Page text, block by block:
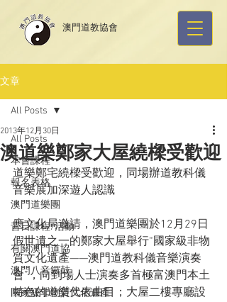
​澳門道教協會
文章
All Posts
本會課程
報名表格
澳門道樂團
昔日課程/活動
有關澳門道協
澳門八音鑼鼓
國家級非物質文化遺產
All Posts
澳道樂鄭家大屋繞樑受歡迎
2013年12月30日
道樂鄭宅繞樑受歡迎，同場辦道教科儀
音樂展加深遊人認識
應文化局邀請，澳門道樂團於12月29日
假世遺之一的鄭家大屋舉行“國家級非物
質文化遺產——澳門道教科儀音樂演奏
會”，向到場人士演奏多首極富澳門本土
特色的道樂代表曲目；大屋二樓專廳設